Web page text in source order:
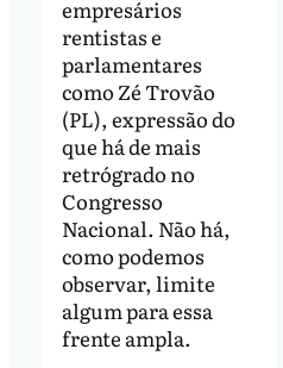
empresários
rentistas e
parlamentares
como Zé Trovão
(PL), expressão do
que há de mais
retrógrado no
Congresso
Nacional. Não há,
como podemos
observar, limite
algum para essa
frente ampla.